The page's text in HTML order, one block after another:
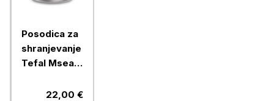
Posodica za
shranjevanje
Tefal Mseal
ml, modra
22,00 €